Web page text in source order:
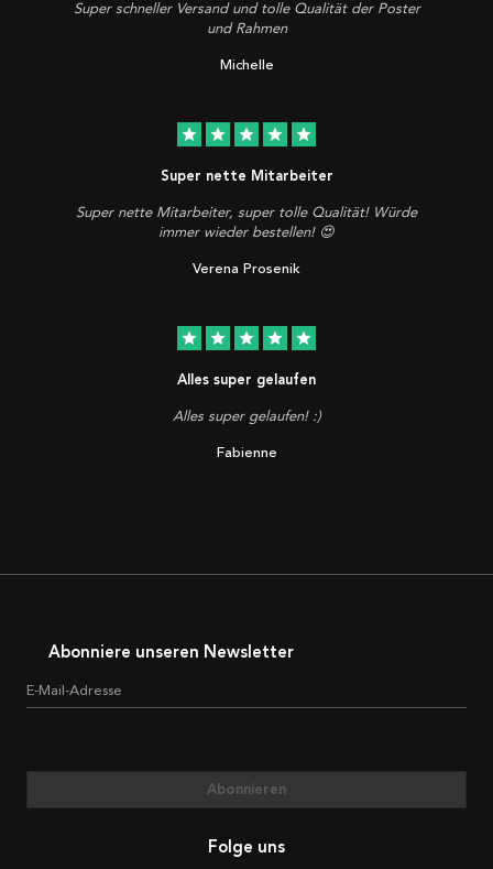
Super schneller Versand und tolle Qualität der Poster
und Rahmen
Michelle
star star star star star
Super nette Mitarbeiter
Super nette Mitarbeiter, super tolle Qualität! Würde
immer wieder bestellen! 😍
Verena Prosenik
star star star star star
Alles super gelaufen
Alles super gelaufen! :)
Fabienne
Abonniere unseren Newsletter
E-Mail-Adresse
Abonnieren
Folge uns